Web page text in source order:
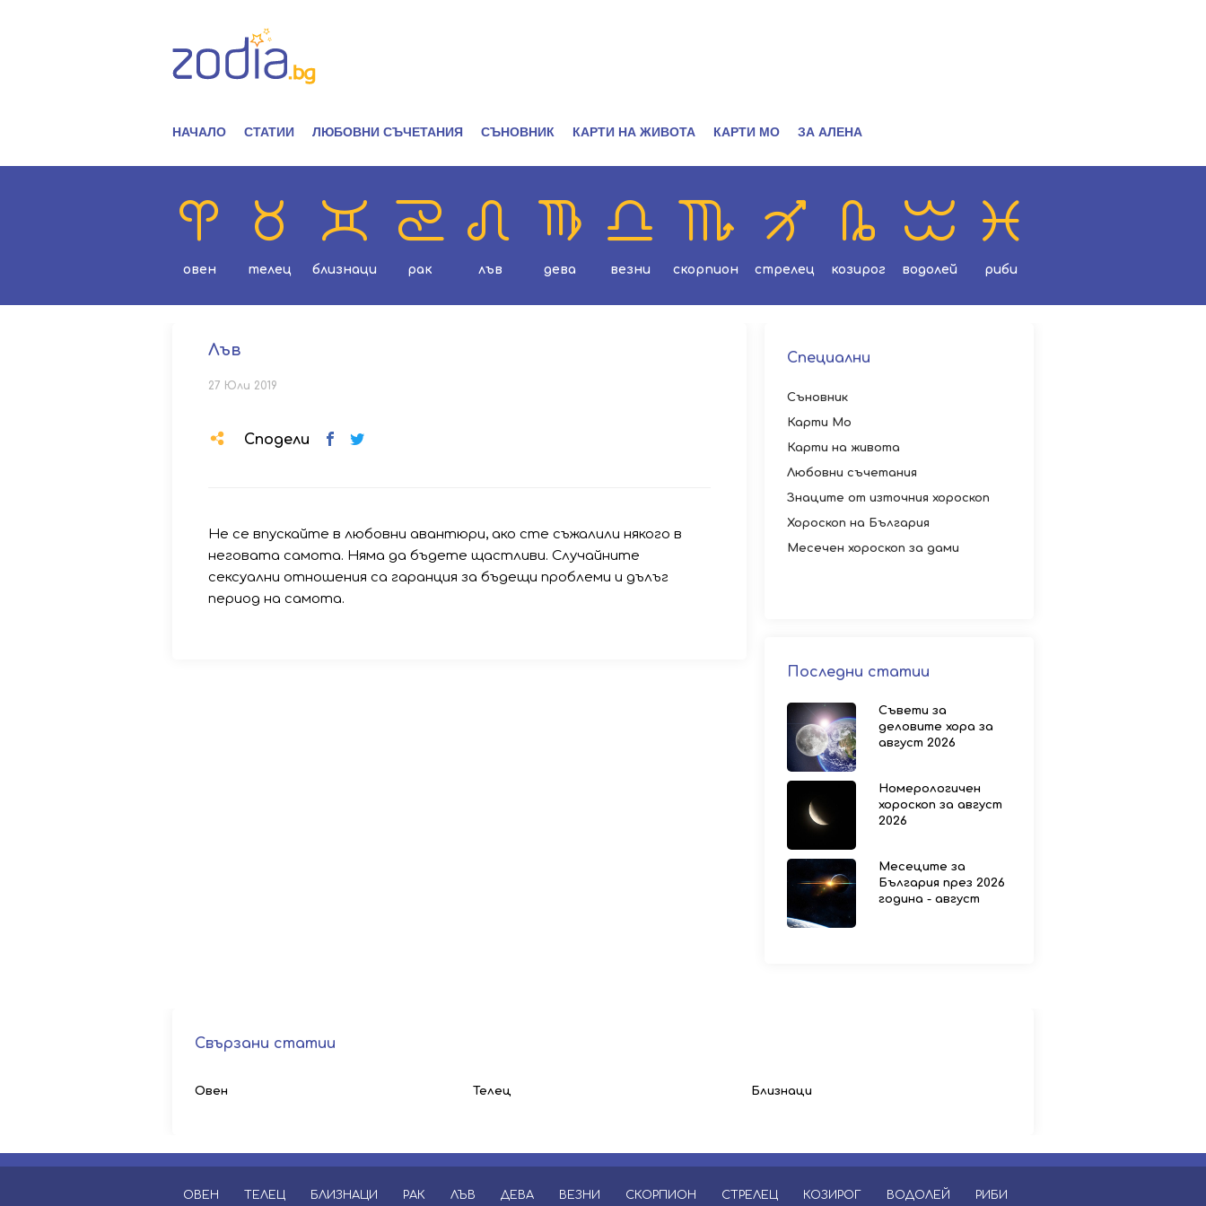
НАЧАЛО СТАТИИ ЛЮБОВНИ СЪЧЕТАНИЯ СЪНОВНИК КАРТИ НА ЖИВОТА КАРТИ МО ЗА АЛЕНА
овен телец близнаци рак лъв дева везни скорпион стрелец козирог водолей риби
Лъв
27 Юли 2019
Сподели
Не се впускайте в любовни авантюри, ако сте съжалили някого в
неговата самота. Няма да бъдете щастливи. Случайните
сексуални отношения са гаранция за бъдещи проблеми и дълъг
период на самота.
Специални
Съновник
Карти Мо
Карти на живота
Любовни съчетания
Знаците от източния хороскоп
Хороскоп на България
Месечен хороскоп за дами
Последни статии
Съвети за
деловите хора за
август 2026
Номерологичен
хороскоп за август
2026
Месеците за
България през 2026
година - август
Свързани статии
Овен Телец Близнаци
ОВЕН ТЕЛЕЦ БЛИЗНАЦИ РАК ЛЪВ ДЕВА ВЕЗНИ СКОРПИОН СТРЕЛЕЦ КОЗИРОГ ВОДОЛЕЙ РИБИ